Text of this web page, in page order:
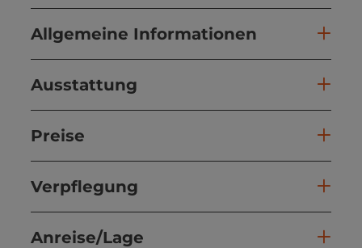
Allgemeine Informationen
Ausstattung
Preise
Verpflegung
Anreise/Lage